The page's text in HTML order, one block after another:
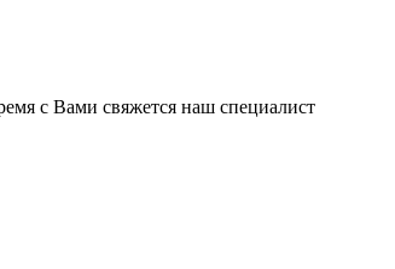
с Вами свяжется наш специалист